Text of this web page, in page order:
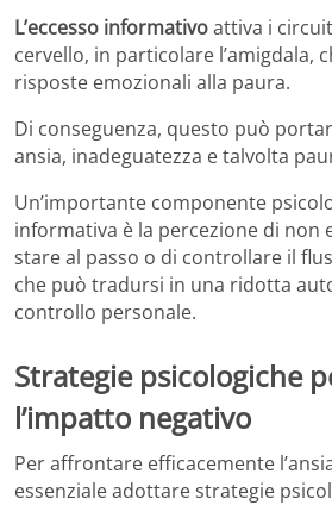
L’eccesso informativoattiva i
cervello, in particolare l’amigdala,
risposte emozionali alla paura.
Di conseguenza, questo può
ansia, inadeguatezza e talvolta
Un’importante componente
informativa è la percezione di non
stare al passo o di controllare il
che può tradursi in una ridotta
controllo personale.
Strategie psicologiche
l’impatto negativo
Per affrontare efficacemente
essenziale adottare strategie